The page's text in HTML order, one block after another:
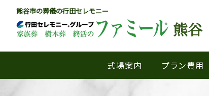
熊谷市の葬儀の行田セレモニー
熊谷
式場案内 プラン費用